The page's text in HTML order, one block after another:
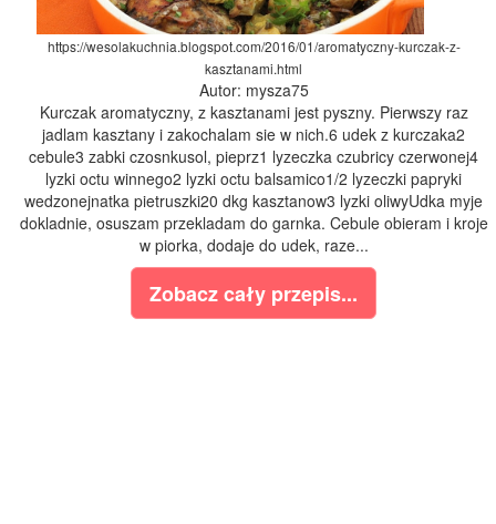
https://wesolakuchnia.blogspot.com/2016/01/aromatyczny-kurczak-z-
kasztanami.html
Autor: mysza75
Kurczak aromatyczny, z kasztanami jest pyszny. Pierwszy raz
jadlam kasztany i zakochalam sie w nich.6 udek z kurczaka2
cebule3 zabki czosnkusol, pieprz1 lyzeczka czubricy czerwonej4
lyzki octu winnego2 lyzki octu balsamico1/2 lyzeczki papryki
wedzonejnatka pietruszki20 dkg kasztanow3 lyzki oliwyUdka myje
dokladnie, osuszam przekladam do garnka. Cebule obieram i kroje
w piorka, dodaje do udek, raze...
Zobacz cały przepis...